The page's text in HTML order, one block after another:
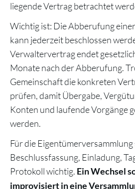
liegende Vertrag betrachtet
Wichtig ist: Die Abberufung
kann jederzeit beschlossen
Verwaltervertrag endet
Monate nach der Abberufung.
Gemeinschaft die konkreten
prüfen, damit Übergabe,
Konten und laufende Vorgänge
werden.
Für die Eigentümerversammlung
Beschlussfassung, Einladung,
Protokoll wichtig. Ein Wechsel
improvisiert in eine